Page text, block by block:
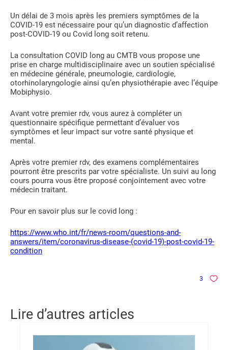
Un délai de 3 mois après les premiers symptômes de la
COVID-19 est nécessaire pour qu’un diagnostic d’affection
post-COVID-19 ou Covid long soit retenu.
La consultation COVID long au CMTB vous propose une
prise en charge multidisciplinaire avec un soutien spécialisé
en médecine générale, pneumologie, cardiologie,
otorhinolaryngologie ainsi qu’en physiothérapie avec l’équipe
Mobiphysio.
Avant votre premier rdv, vous aurez à compléter un
questionnaire spécifique permettant d’évaluer vos
symptômes et leur impact sur votre santé physique et
mental.
Après votre premier rdv, des examens complémentaires
pourront être prescrits par votre spécialiste. Un suivi au long
cours pourra vous être proposé conjointement avec votre
médecin traitant.
Pour en savoir plus sur le covid long :
https://www.who.int/fr/news-room/questions-and-
answers/item/coronavirus-disease-(covid-19)-post-covid-19-
condition
3
Lire d’autres articles